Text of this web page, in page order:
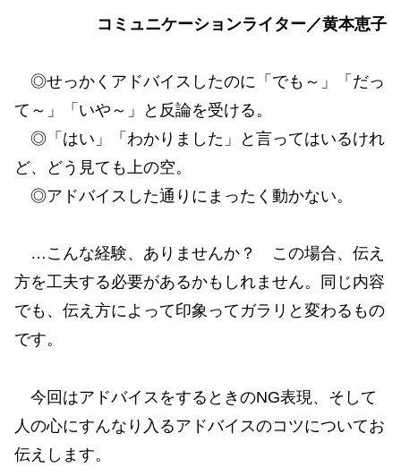
コミュニケーションライター／黄本恵子
◎せっかくアドバイスしたのに「でも～」「だっ
て～」「いや～」と反論を受ける。
◎「はい」「わかりました」と言ってはいるけれ
ど、どう見ても上の空。
◎アドバイスした通りにまったく動かない。
…こんな経験、ありませんか？ この場合、伝え
方を工夫する必要があるかもしれません。同じ内容
でも、伝え方によって印象ってガラリと変わるもの
です。
今回はアドバイスをするときのNG表現、そして
人の心にすんなり入るアドバイスのコツについてお
伝えします。